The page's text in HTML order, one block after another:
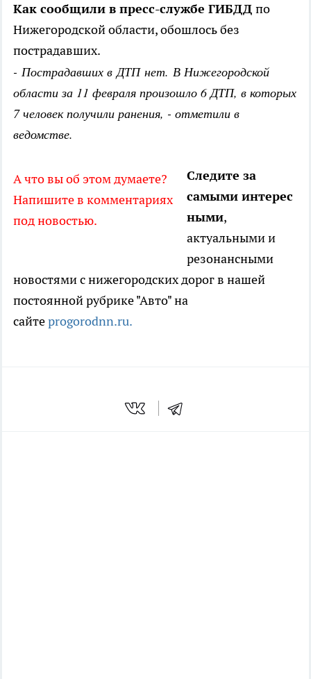
Как сообщили в пресс-службе ГИБДД по
Нижегородской области, обошлось без
пострадавших.
- Пострадавших в ДТП нет. В Нижегородской
области за 11 февраля произошло 6 ДТП, в которых
7 человек получили ранения, - отметили в
ведомстве.
А что вы об этом думаете?
Напишите в комментариях
под новостью.
Следите за
самыми интерес
ными,
актуальными и
резонансными
новостями с нижегородских дорог в нашей
постоянной рубрике "Авто" на
сайтеprogorodnn.ru.